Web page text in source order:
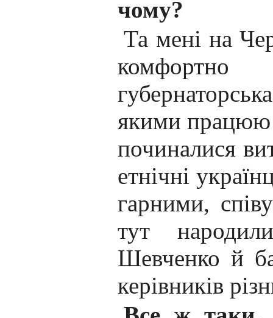
чому?
Та мені на
комфортно
якими працюю
починалися
етнічні
гарними,
тут
Шевченко й
керівників